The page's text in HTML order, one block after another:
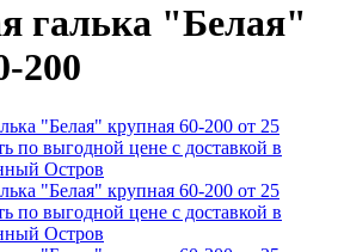
галька "Белая"
200